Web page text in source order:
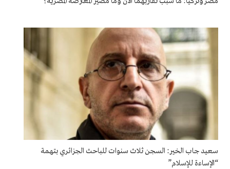
سعيد جاب الخير: السجن ثلاث سنوات للباحث الجزائري بتهمة
“الإساءة للإسلام”